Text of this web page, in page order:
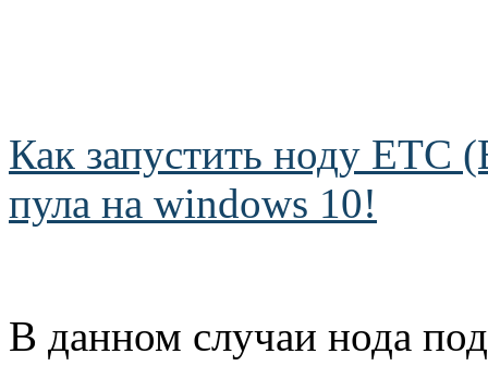
Как запустить ноду ETC
пула на windows 10!
В данном случаи нода